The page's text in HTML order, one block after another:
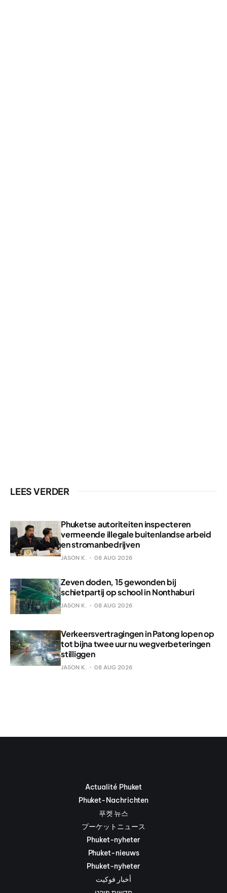
LEES VERDER
Phuketse autoriteiten inspecteren
vermeende illegale buitenlandse arbeid
en stromanbedrijven
JASON K. 08 AUG 2026
Zeven doden, 15 gewonden bij
schietpartij op school in Nonthaburi
JASON K. 08 AUG 2026
Verkeersvertragingen in Patong lopen op
tot bijna twee uur nu wegverbeteringen
stilliggen
JASON K. 08 AUG 2026
Actualité Phuket
Phuket-Nachrichten
푸켓 뉴스
プーケットニュース
Phuket-nyheter
Phuket-nieuws
Phuket-nyheter
أخبار فوكيت